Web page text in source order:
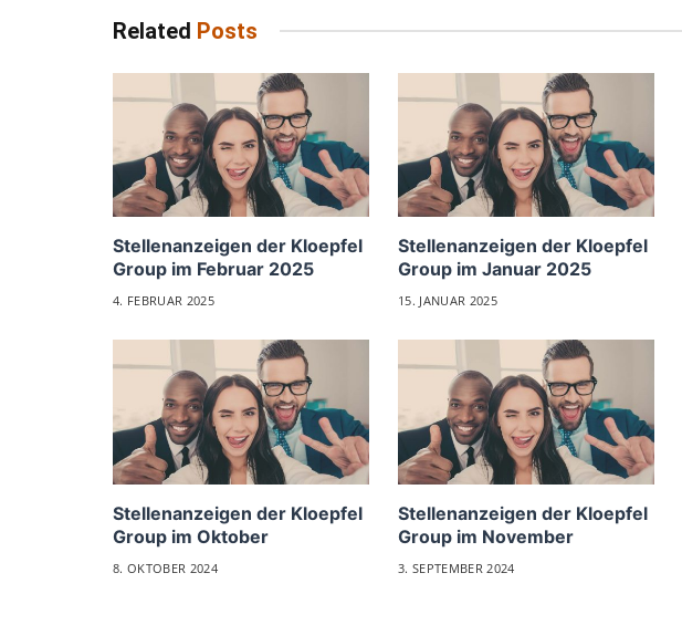
Related Posts
Stellenanzeigen der Kloepfel
Group im Februar 2025
4. FEBRUAR 2025
Stellenanzeigen der Kloepfel
Group im Januar 2025
15. JANUAR 2025
Stellenanzeigen der Kloepfel
Group im Oktober
8. OKTOBER 2024
Stellenanzeigen der Kloepfel
Group im November
3. SEPTEMBER 2024